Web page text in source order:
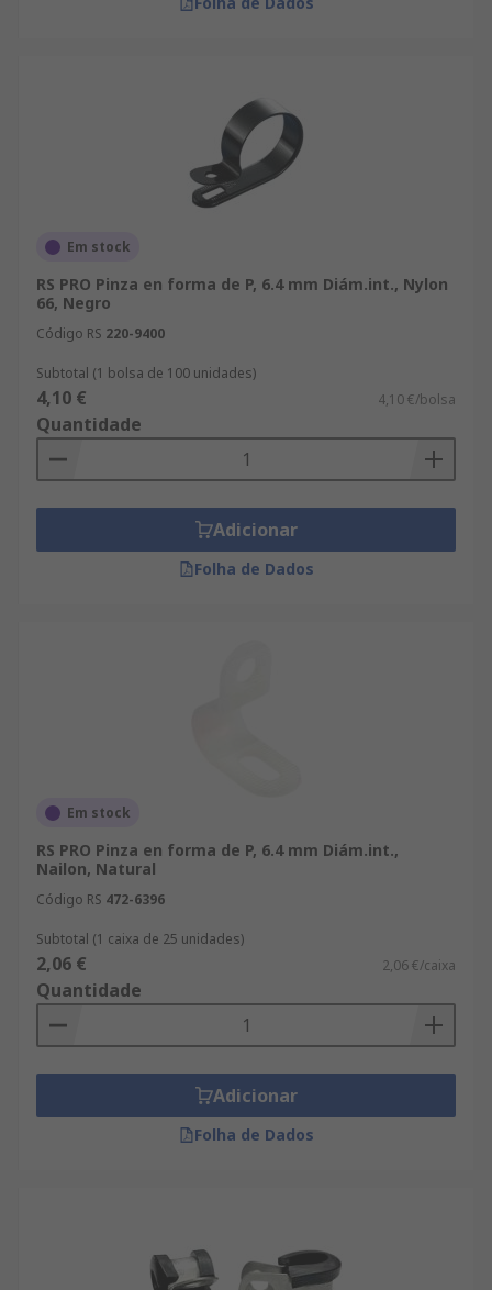
Em stock
RS PRO Pinza en forma de P, 6.4 mm Diám.int., Nylon
66, Negro
Código RS 220-9400
Subtotal (1 bolsa de 100 unidades)
4,10 € 4,10 €/bolsa
Quantidade
Adicionar
Folha de Dados
Em stock
RS PRO Pinza en forma de P, 6.4 mm Diám.int.,
Nailon, Natural
Código RS 472-6396
Subtotal (1 caixa de 25 unidades)
2,06 € 2,06 €/caixa
Quantidade
Adicionar
Folha de Dados